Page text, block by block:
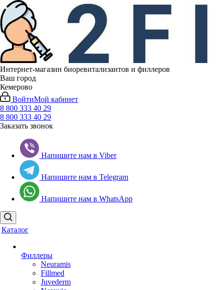
Интернет-магазин биоревитализантов и филлеров
Ваш город
Кемерово
ВойтиМой кабинет
8 800 333 40 29
8 800 333 40 29
Заказать звонок
Напишите нам в Viber
Напишите нам в Telegram
Напишите нам в WhatsApp
Каталог
Филлеры
Neuramis
Fillmed
Juvederm